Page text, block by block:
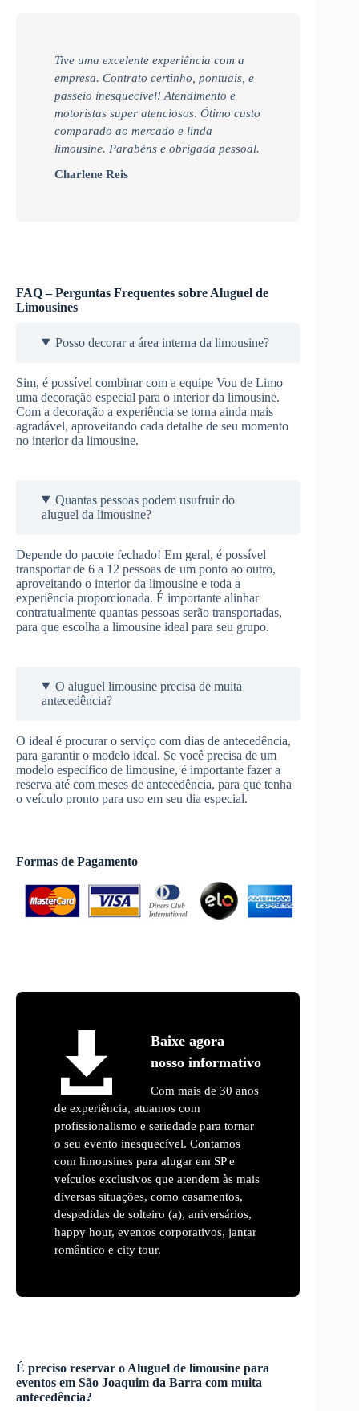
Tive uma excelente experiência com a
empresa. Contrato certinho, pontuais, e
passeio inesquecível! Atendimento e
motoristas super atenciosos. Ótimo custo
comparado ao mercado e linda
limousine. Parabéns e obrigada pessoal.
Charlene Reis
FAQ – Perguntas Frequentes sobre Aluguel de
Limousines
Posso decorar a área interna da limousine?
Sim, é possível combinar com a equipe Vou de Limo
uma decoração especial para o interior da limousine.
Com a decoração a experiência se torna ainda mais
agradável, aproveitando cada detalhe de seu momento
no interior da limousine.
Quantas pessoas podem usufruir do
aluguel da limousine?
Depende do pacote fechado! Em geral, é possível
transportar de 6 a 12 pessoas de um ponto ao outro,
aproveitando o interior da limousine e toda a
experiência proporcionada. É importante alinhar
contratualmente quantas pessoas serão transportadas,
para que escolha a limousine ideal para seu grupo.
O aluguel limousine precisa de muita
antecedência?
O ideal é procurar o serviço com dias de antecedência,
para garantir o modelo ideal. Se você precisa de um
modelo específico de limousine, é importante fazer a
reserva até com meses de antecedência, para que tenha
o veículo pronto para uso em seu dia especial.
Formas de Pagamento
Baixe agora
nosso informativo
Com mais de 30 anos
de experiência, atuamos com
profissionalismo e seriedade para tornar
o seu evento inesquecível. Contamos
com limousines para alugar em SP e
veículos exclusivos que atendem às mais
diversas situações, como casamentos,
despedidas de solteiro (a), aniversários,
happy hour, eventos corporativos, jantar
romântico e city tour.
É preciso reservar o Aluguel de limousine para
eventos em São Joaquim da Barra com muita
antecedência?